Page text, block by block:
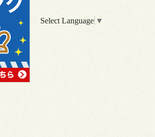
Select Language ▼